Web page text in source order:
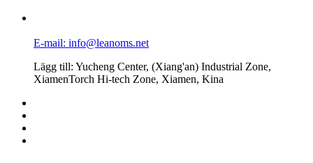
E-mail: info@leanoms.net
Lägg till: Yucheng Center, (Xiang'an) Industrial Zone,
XiamenTorch Hi-tech Zone, Xiamen, Kina